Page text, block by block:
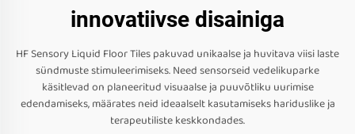
innovatiivse disainiga
HF Sensory Liquid Floor Tiles pakuvad unikaalse ja huvitava viisi laste
sündmuste stimuleerimiseks. Need sensorseid vedelikuparke
käsitlevad on planeeritud visuaalse ja puuvõtliku uurimise
edendamiseks, määrates neid ideaalselt kasutamiseks hariduslike ja
terapeutiliste keskkondades.